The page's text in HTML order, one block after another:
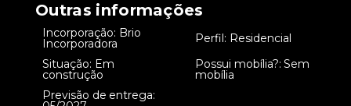
Outras informações
Incorporação: Brio
Incorporadora Perfil: Residencial
Situação: Em
construção
Possui mobília?: Sem
mobília
Previsão de entrega: